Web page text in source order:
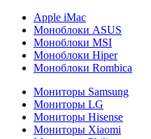
Apple iMac
Моноблоки ASUS
Моноблоки MSI
Моноблоки Hiper
Моноблоки Rombica
Мониторы Samsung
Мониторы LG
Мониторы Hisense
Мониторы Xiaomi